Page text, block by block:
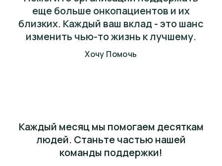
Каждый месяц мы помогаем десяткам
людей. Станьте частью нашей
команды поддержки!
еще больше онкопациентов и их
близких. Каждый ваш вклад - это шанс
изменить чью-то жизнь к лучшему.
Хочу Помочь